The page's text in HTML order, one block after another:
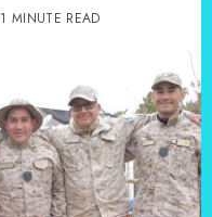
1 MINUTE READ